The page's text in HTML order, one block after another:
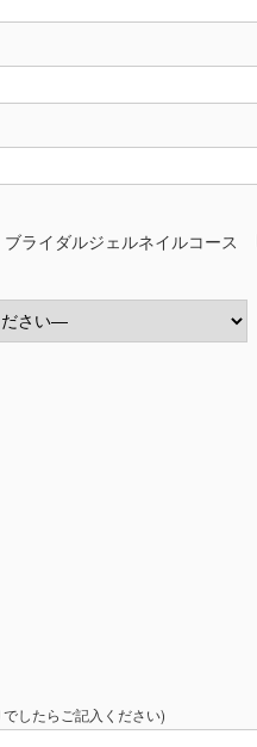
ブライダルジェルネイルコース
したらご記入ください)